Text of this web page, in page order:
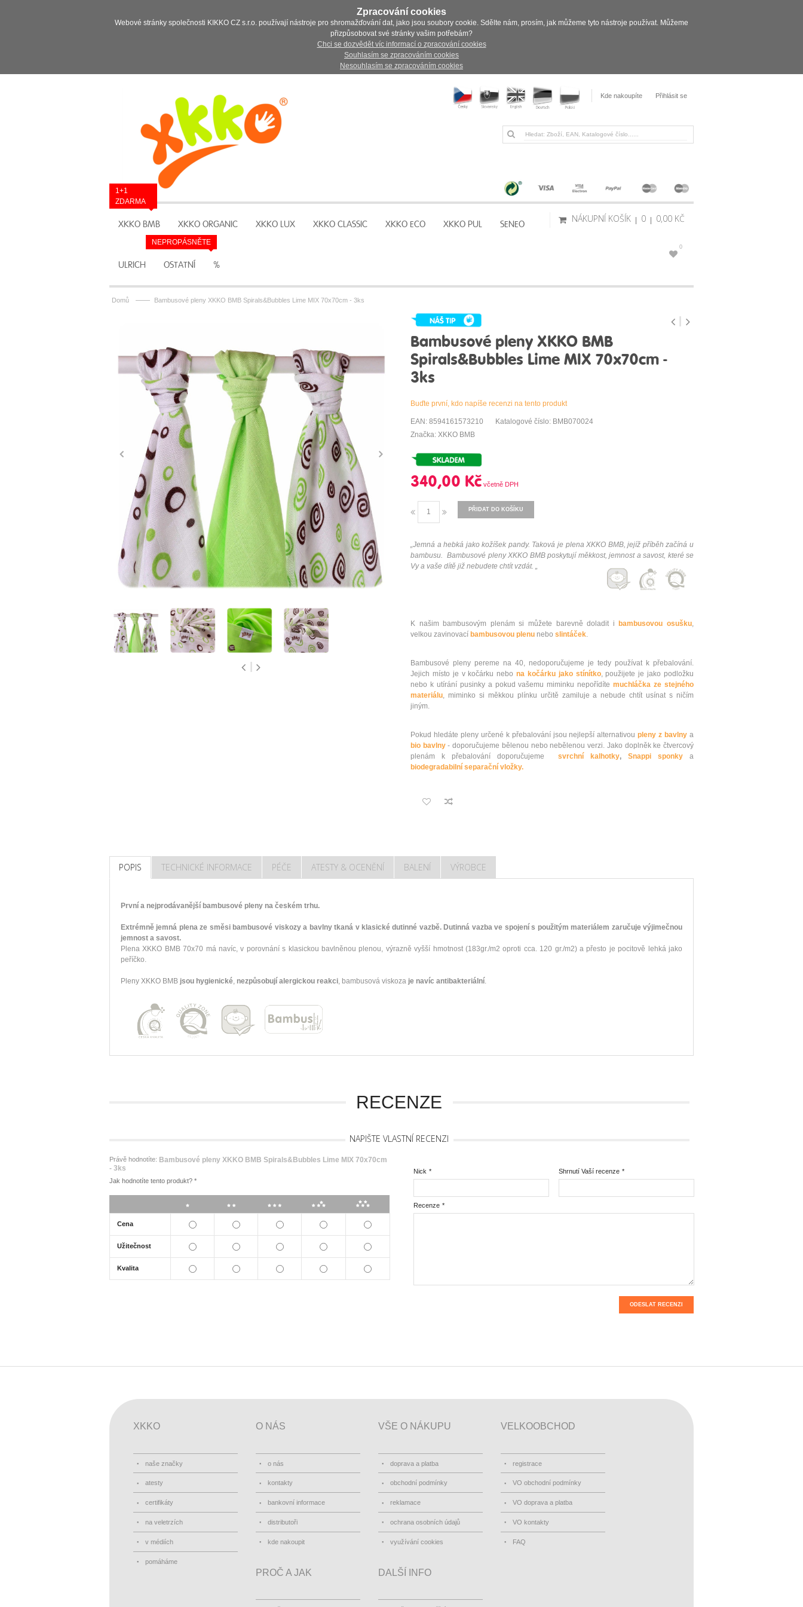
Zpracování cookies
Webové stránky společnosti KIKKO CZ s.r.o. používají nástroje pro shromažďování dat, jako jsou soubory cookie. Sdělte nám, prosím, jak můžeme tyto nástroje používat. Můžeme
přizpůsobovat své stránky vašim potřebám?
Chci se dozvědět víc informací o zpracování cookies
Souhlasím se zpracováním cookies
Nesouhlasím se zpracováním cookies
Kde nakoupíte Přihlásit se
XKKO BMB
1+1
ZDARMA
XKKO ORGANIC XKKO LUX XKKO CLASSIC XKKO ECO XKKO PUL SENEO
ULRICH OSTATNÍ %
NEPROPÁSNĚTE
NÁKUPNÍ KOŠÍK 0 0,00 KČ
0
Domů —— Bambusové pleny XKKO BMB Spirals&Bubbles Lime MIX 70x70cm - 3ks
Bambusové pleny XKKO BMB
Spirals&Bubbles Lime MIX 70x70cm -
3ks
Buďte první, kdo napíše recenzi na tento produkt
EAN: 8594161573210
Katalogové číslo: BMB070024
Značka: XKKO BMB
340,00 Kč
PŘIDAT DO KOŠÍKU
„Jemná a hebká jako kožíšek pandy. Taková je plena XKKO BMB, jejíž příběh začíná u
bambusu. Bambusové pleny XKKO BMB poskytují měkkost, jemnost a savost, které se
Vy a vaše dítě již nebudete chtít vzdát. „
K našim bambusovým plenám si můžete barevně doladit i bambusovou osušku,
velkou zavinovací bambusovou plenu nebo slintáček.
Bambusové pleny pereme na 40, nedoporučujeme je tedy používat k přebalování.
Jejich místo je v kočárku nebona kočárku jako stínítko, použijete je jako podložku
nebo k utírání pusinky a pokud vašemu miminku nepořídítemuchláčka ze stejného
materiálu, miminko si měkkou plínku určitě zamiluje a nebude chtít usínat s ničím
jiným.
Pokud hledáte pleny určené k přebalování jsou nejlepší alternativoupleny z bavlny a
bio bavlny - doporučujeme bělenou nebo nebělenou verzi. Jako doplněk ke čtvercový
plenám k přebalování doporučujeme svrchní kalhotky, Snappi sponkya
biodegradabilní separační vložky.
POPIS TECHNICKÉ INFORMACE PÉČE ATESTY & OCENĚNÍ BALENÍ VÝROBCE
První a nejprodávanější bambusové pleny na českém trhu.
Extrémně jemná plena ze směsi bambusové viskozy a bavlny tkaná v klasické dutinné vazbě. Dutinná vazba ve spojení s použitým materiálem zaručuje výjimečnou
jemnost a savost.
Plena XKKO BMB 70x70 má navíc, v porovnání s klasickou bavlněnou plenou, výrazně vyšší hmotnost (183gr./m2 oproti cca. 120 gr./m2) a přesto je pocitově lehká jako
peříčko.
Pleny XKKO BMB jsou hygienické, nezpůsobují alergickou reakci, bambusová viskoza je navíc antibakteriální.
RECENZE
NAPIŠTE VLASTNÍ RECENZI
Právě hodnotíte: Bambusové pleny XKKO BMB Spirals&Bubbles Lime MIX 70x70cm
- 3ks
Jak hodnotíte tento produkt? *
Cena
Užitečnost
Kvalita
*
Nick *
Shrnutí Vaší recenze
*
Recenze
ODESLAT RECENZI
XKKO
naše značky
atesty
certifikáty
na veletrzích
v médiích
pomáháme
O NÁS
o nás
kontakty
bankovní informace
distributoři
kde nakoupit
VŠE O NÁKUPU
doprava a platba
obchodní podmínky
reklamace
ochrana osobních údajů
využívání cookies
VELKOOBCHOD
registrace
VO obchodní podmínky
VO doprava a platba
VO kontakty
FAQ
PROČ A JAK DALŠÍ INFO